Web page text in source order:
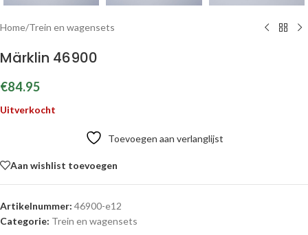
Home/Trein en wagensets
Märklin 46900
€84.95
Uitverkocht
Toevoegen aan verlanglijst
Aan wishlist toevoegen
Artikelnummer: 46900-e12
Categorie: Trein en wagensets